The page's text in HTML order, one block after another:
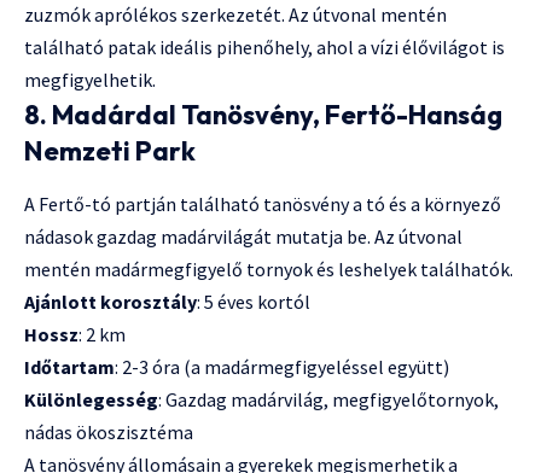
zuzmók aprólékos szerkezetét. Az útvonal mentén
található patak ideális pihenőhely, ahol a vízi élővilágot is
megfigyelhetik.
8. Madárdal Tanösvény, Fertő-Hanság
Nemzeti Park
A Fertő-tó partján található tanösvény a tó és a környező
nádasok gazdag madárvilágát mutatja be. Az útvonal
mentén madármegfigyelő tornyok és leshelyek találhatók.
Ajánlott korosztály: 5 éves kortól
Hossz: 2 km
Időtartam: 2-3 óra (a madármegfigyeléssel együtt)
Különlegesség: Gazdag madárvilág, megfigyelőtornyok,
nádas ökoszisztéma
A tanösvény állomásain a gyerekek megismerhetik a